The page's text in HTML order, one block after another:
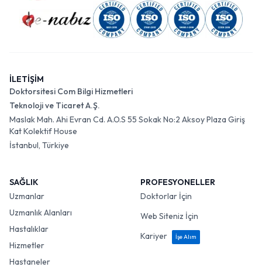
İLETİŞİM
Doktorsitesi Com Bilgi Hizmetleri
Teknoloji ve Ticaret A.Ş.
Maslak Mah. Ahi Evran Cd. A.O.S 55 Sokak No:2 Aksoy Plaza Giriş
Kat Kolektif House
İstanbul, Türkiye
SAĞLIK
Uzmanlar
Uzmanlık Alanları
Hastalıklar
Hizmetler
Hastaneler
PROFESYONELLER
Doktorlar İçin
Web Siteniz İçin
Kariyer
İşe Alım